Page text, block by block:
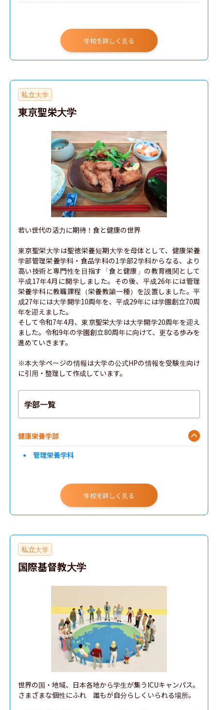
学校を詳しく見る
私立大学
東京聖栄大学
若い世代の活力に期待！食と健康の世界
東京聖栄大学は聖徳栄養短期大学を母体として、健康栄養
学部管理栄養学科・食品学科の1学部2学科からなる、より
高い技術と専門性を目指す「食と健康」の教育機関として
平成17年4月に開学しました。その後、平成26年には管理
栄養学科に教職課程（栄養教諭一種）を設置しました。平
成27年には大学開学10周年を、平成29年には学園創立70周
年を迎えました。
そして令和7年4月、東京聖栄大学は大学開学20周年を迎え
ました。令和9年の学園創立80周年に向けて、更なる歩みを
進めていきます。
※本大学ページの情報は大学の公式HPの情報を受験生向け
に引用・整理して作成しています。
学部一覧
健康栄養学部
管理栄養学科
学校を詳しく見る
私立大学
国際基督教大学
世界の国・地域、日本各地から学生が集うICUキャンパス。
さまざまな個性にふれ　誰もが自分らしくいられる場所。